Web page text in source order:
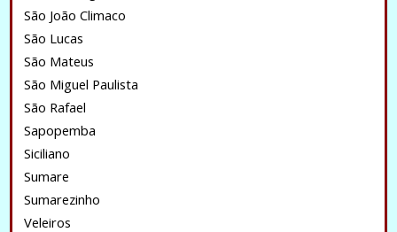
São João Climaco
São Lucas
São Mateus
São Miguel Paulista
São Rafael
Sapopemba
Siciliano
Sumare
Sumarezinho
Veleiros